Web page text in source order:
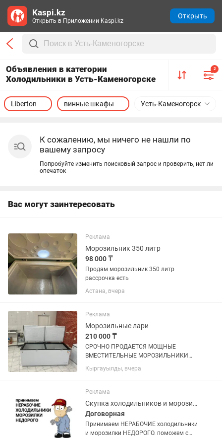
Объявления в категории
Холодильники в Усть-Каменогорске
2
Усть-Каменогорск
Liberton винные шкафы
К сожалению, мы ничего не нашли по
вашему запросу
Попробуйте изменить поисковый запрос и проверить, нет ли
опечаток
Вас могут заинтересовать
Реклама
Морозильник 350 литр
98 000 ₸
Продам морозильник 350 литр
рассрочка есть
Астана, вчера
Реклама
Морозильные лари
210 000 ₸
СРОЧНО ПРОДАЕТСЯ МОЩНЫЕ
ВМЕСТИТЕЛЬНЫЕ МОРОЗИЛЬНИКИ
ОБЪЕМ 600 л, покупали по 320.000 тг
продаем срочно по 210.000 тг,
упустите такие вкусные цены !
Кыргауылды, вчера
Реклама
Скупка холодильников и морозилок
Договорная
Принимаем НЕРАБОЧИЕ холодильники
и морозилки НЕДОРОГО. поможем с
Kaspi.kz
Открыть в Приложении Kaspi.kz
Открыть